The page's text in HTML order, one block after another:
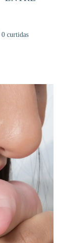
0 curtidas